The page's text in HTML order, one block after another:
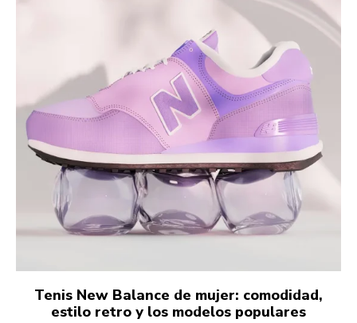
Tenis New Balance de mujer: comodidad,
estilo retro y los modelos populares